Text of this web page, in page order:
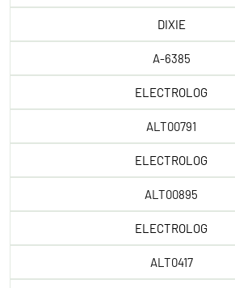
DIXIE
A-6385
ELECTROLOG
ALT00791
ELECTROLOG
ALT00895
ELECTROLOG
ALT0417